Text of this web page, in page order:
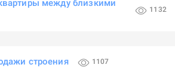
между близкими
1132
строения 1107